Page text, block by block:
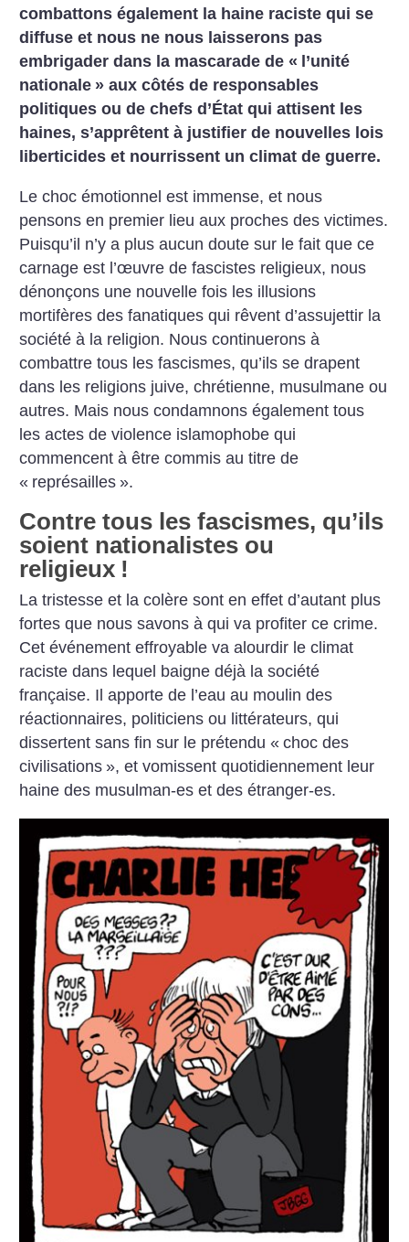
combattons également la haine raciste qui se
diffuse et nous ne nous laisserons pas
embrigader dans la mascarade de « l’unité
nationale » aux côtés de responsables
politiques ou de chefs d’État qui attisent les
haines, s’apprêtent à justifier de nouvelles lois
liberticides et nourrissent un climat de guerre.
Le choc émotionnel est immense, et nous
pensons en premier lieu aux proches des victimes.
Puisqu’il n’y a plus aucun doute sur le fait que ce
carnage est l’œuvre de fascistes religieux, nous
dénonçons une nouvelle fois les illusions
mortifères des fanatiques qui rêvent d’assujettir la
société à la religion. Nous continuerons à
combattre tous les fascismes, qu’ils se drapent
dans les religions juive, chrétienne, musulmane ou
autres. Mais nous condamnons également tous
les actes de violence islamophobe qui
commencent à être commis au titre de
« représailles ».
Contre tous les fascismes, qu’ils
soient nationalistes ou
religieux !
La tristesse et la colère sont en effet d’autant plus
fortes que nous savons à qui va profiter ce crime.
Cet événement effroyable va alourdir le climat
raciste dans lequel baigne déjà la société
française. Il apporte de l’eau au moulin des
réactionnaires, politiciens ou littérateurs, qui
dissertent sans fin sur le prétendu « choc des
civilisations », et vomissent quotidiennement leur
haine des musulman-es et des étranger-es.